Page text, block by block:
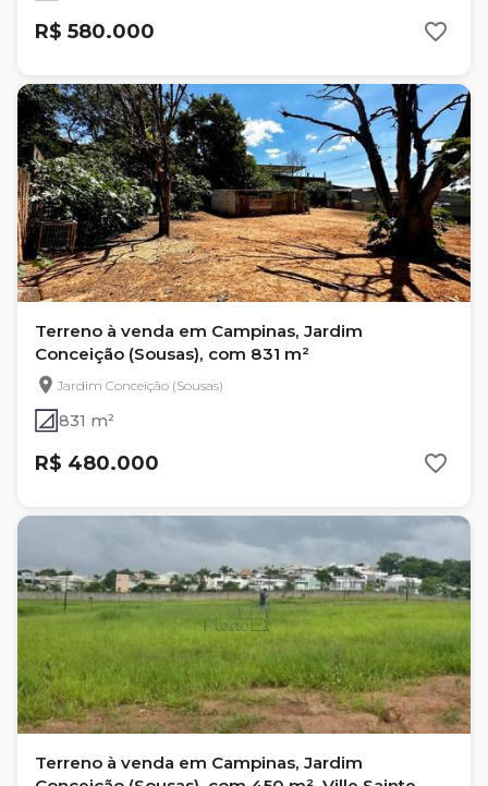
R$ 580.000
Terreno à venda em Campinas, Jardim
Conceição (Sousas), com 831 m²
Jardim Conceição (Sousas)
831 m²
R$ 480.000
Terreno à venda em Campinas, Jardim